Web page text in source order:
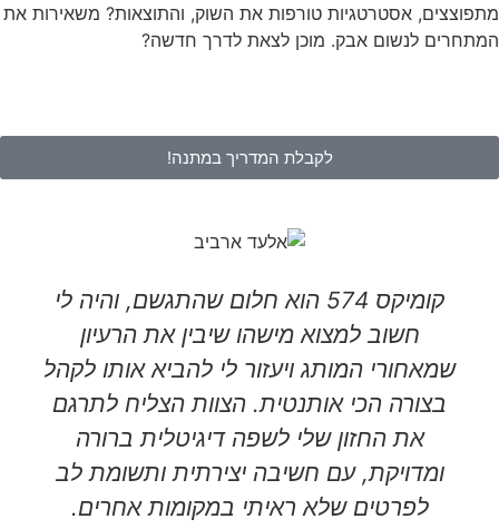
מתפוצצים, אסטרטגיות טורפות את השוק, והתוצאות? משאירות את
המתחרים לנשום אבק. מוכן לצאת לדרך חדשה?
לקבלת המדריך במתנה!
קומיקס 574 הוא חלום שהתגשם, והיה לי
חשוב למצוא מישהו שיבין את הרעיון
שמאחורי המותג ויעזור לי להביא אותו לקהל
בצורה הכי אותנטית. הצוות הצליח לתרגם
את החזון שלי לשפה דיגיטלית ברורה
ומדויקת, עם חשיבה יצירתית ותשומת לב
לפרטים שלא ראיתי במקומות אחרים.